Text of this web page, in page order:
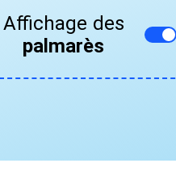
Affichage des
palmarès